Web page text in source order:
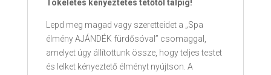
Tökéletes kényeztetés tetőtől talpig!
Lepd meg magad vagy szeretteidet a „Spa
élmény AJÁNDÉK fürdősóval” csomaggal,
amelyet úgy állítottunk össze, hogy teljes testet
és lelket kényeztető élményt nyújtson. A